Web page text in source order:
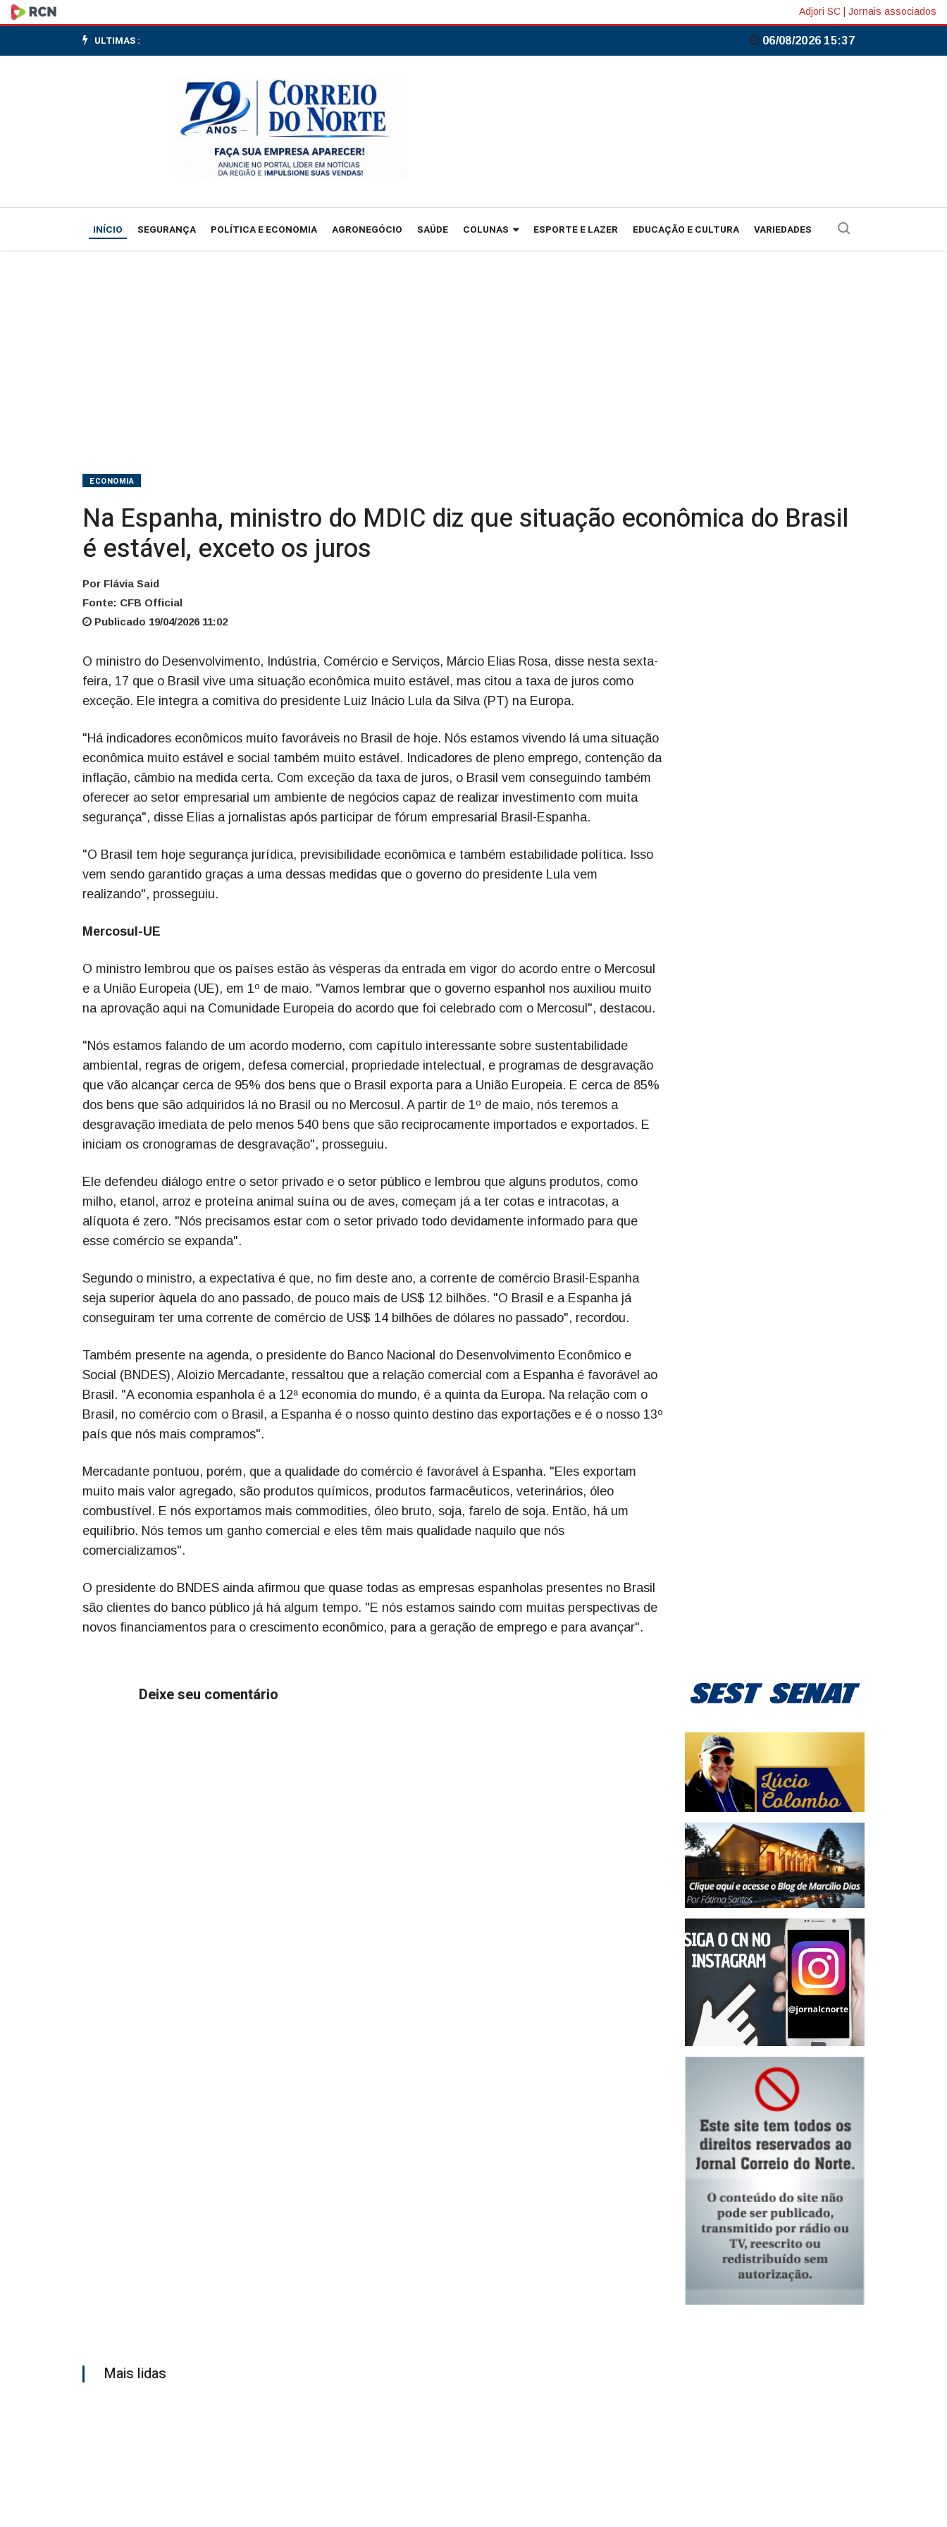
Na
Espanha,
que
situação
Adjori SC Jornais associados
ULTIMAS : 06/08/2026 15:37
INÍCIO SEGURANÇA POLÍTICA E ECONOMIA AGRONEGÓCIO SAÚDE COLUNAS ESPORTE E LAZER EDUCAÇÃO E CULTURA VARIEDADES
ECONOMIA
Na Espanha, ministro do MDIC diz que situação econômica do Brasil
é estável, exceto os juros
Por Flávia Said
Fonte: CFB Official
Publicado 19/04/2026 11:02
O ministro do Desenvolvimento, Indústria, Comércio e Serviços, Márcio Elias Rosa, disse nesta sexta-
feira, 17 que o Brasil vive uma situação econômica muito estável, mas citou a taxa de juros como
exceção. Ele integra a comitiva do presidente Luiz Inácio Lula da Silva (PT) na Europa.
"Há indicadores econômicos muito favoráveis no Brasil de hoje. Nós estamos vivendo lá uma situação
econômica muito estável e social também muito estável. Indicadores de pleno emprego, contenção da
inflação, câmbio na medida certa. Com exceção da taxa de juros, o Brasil vem conseguindo também
oferecer ao setor empresarial um ambiente de negócios capaz de realizar investimento com muita
segurança", disse Elias a jornalistas após participar de fórum empresarial Brasil-Espanha.
"O Brasil tem hoje segurança jurídica, previsibilidade econômica e também estabilidade política. Isso
vem sendo garantido graças a uma dessas medidas que o governo do presidente Lula vem
realizando", prosseguiu.
Mercosul-UE
O ministro lembrou que os países estão às vésperas da entrada em vigor do acordo entre o Mercosul
e a União Europeia (UE), em 1º de maio. "Vamos lembrar que o governo espanhol nos auxiliou muito
na aprovação aqui na Comunidade Europeia do acordo que foi celebrado com o Mercosul", destacou.
"Nós estamos falando de um acordo moderno, com capítulo interessante sobre sustentabilidade
ambiental, regras de origem, defesa comercial, propriedade intelectual, e programas de desgravação
que vão alcançar cerca de 95% dos bens que o Brasil exporta para a União Europeia. E cerca de 85%
dos bens que são adquiridos lá no Brasil ou no Mercosul. A partir de 1º de maio, nós teremos a
desgravação imediata de pelo menos 540 bens que são reciprocamente importados e exportados. E
iniciam os cronogramas de desgravação", prosseguiu.
Ele defendeu diálogo entre o setor privado e o setor público e lembrou que alguns produtos, como
milho, etanol, arroz e proteína animal suína ou de aves, começam já a ter cotas e intracotas, a
alíquota é zero. "Nós precisamos estar com o setor privado todo devidamente informado para que
esse comércio se expanda".
Segundo o ministro, a expectativa é que, no fim deste ano, a corrente de comércio Brasil-Espanha
seja superior àquela do ano passado, de pouco mais de US$ 12 bilhões. "O Brasil e a Espanha já
conseguiram ter uma corrente de comércio de US$ 14 bilhões de dólares no passado", recordou.
Também presente na agenda, o presidente do Banco Nacional do Desenvolvimento Econômico e
Social (BNDES), Aloizio Mercadante, ressaltou que a relação comercial com a Espanha é favorável ao
Brasil. "A economia espanhola é a 12ª economia do mundo, é a quinta da Europa. Na relação com o
Brasil, no comércio com o Brasil, a Espanha é o nosso quinto destino das exportações e é o nosso 13º
país que nós mais compramos".
Mercadante pontuou, porém, que a qualidade do comércio é favorável à Espanha. "Eles exportam
muito mais valor agregado, são produtos químicos, produtos farmacêuticos, veterinários, óleo
combustível. E nós exportamos mais commodities, óleo bruto, soja, farelo de soja. Então, há um
equilíbrio. Nós temos um ganho comercial e eles têm mais qualidade naquilo que nós
comercializamos".
O presidente do BNDES ainda afirmou que quase todas as empresas espanholas presentes no Brasil
são clientes do banco público já há algum tempo. "E nós estamos saindo com muitas perspectivas de
novos financiamentos para o crescimento econômico, para a geração de emprego e para avançar".
Deixe seu comentário
Mais lidas